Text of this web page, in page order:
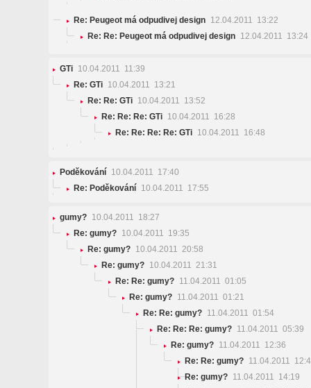
Re: Peugeot má odpudivej design 12.04.2011 13:22
Re: Re: Peugeot má odpudivej design 12.04.2011 13:24
GTi 10.04.2011 11:39
Re: GTi 10.04.2011 13:21
Re: Re: GTi 10.04.2011 13:52
Re: Re: Re: GTi 10.04.2011 16:28
Re: Re: Re: Re: GTi 10.04.2011 16:48
Poděkování 10.04.2011 17:40
Re: Poděkování 10.04.2011 17:55
gumy? 10.04.2011 18:27
Re: gumy? 10.04.2011 19:35
Re: gumy? 10.04.2011 20:58
Re: gumy? 10.04.2011 21:31
Re: Re: gumy? 11.04.2011 01:05
Re: gumy? 11.04.2011 01:21
Re: Re: gumy? 11.04.2011 01:54
Re: Re: Re: gumy? 11.04.2011 05:39
Re: gumy? 11.04.2011 12:36
Re: Re: gumy? 11.04.2011
Re: gumy? 11.04.2011 14:19